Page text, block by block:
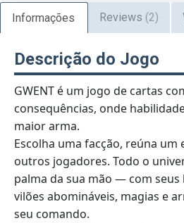
Informações Reviews (2)
Descrição do Jogo
GWENT é um jogo de cartas
consequências, onde
maior arma.
Escolha uma facção, reúna
outros jogadores. Todo o
palma da sua mão — com
vilões abomináveis, magias e
seu comando.